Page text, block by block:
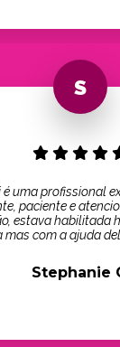
é uma profissional
paciente e
estava habilitada
mas com a ajuda
Stephanie